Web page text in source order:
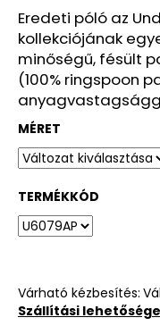
csillag.
Eredeti póló az
kollekciójának
minőségű, fésült
(100% ringspoon
MÉRET
TERMÉKKÓD
Várható kézbesítés:
Szállítási